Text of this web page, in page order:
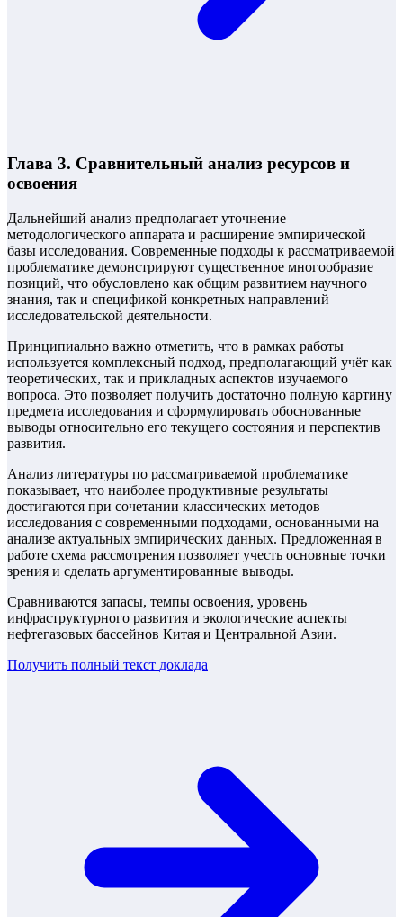
Глава 3. Сравнительный анализ ресурсов и
освоения
Дальнейший анализ предполагает уточнение
методологического аппарата и расширение эмпирической
базы исследования. Современные подходы к рассматриваемой
проблематике демонстрируют существенное многообразие
позиций, что обусловлено как общим развитием научного
знания, так и спецификой конкретных направлений
исследовательской деятельности.
Принципиально важно отметить, что в рамках работы
используется комплексный подход, предполагающий учёт как
теоретических, так и прикладных аспектов изучаемого
вопроса. Это позволяет получить достаточно полную картину
предмета исследования и сформулировать обоснованные
выводы относительно его текущего состояния и перспектив
развития.
Анализ литературы по рассматриваемой проблематике
показывает, что наиболее продуктивные результаты
достигаются при сочетании классических методов
исследования с современными подходами, основанными на
анализе актуальных эмпирических данных. Предложенная в
работе схема рассмотрения позволяет учесть основные точки
зрения и сделать аргументированные выводы.
Сравниваются запасы, темпы освоения, уровень
инфраструктурного развития и экологические аспекты
нефтегазовых бассейнов Китая и Центральной Азии.
Получить полный текст доклада